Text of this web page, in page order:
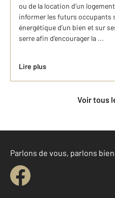
ou de la location d’un
informer les futurs occupants
énergétique d’un bien et sur
serre afin d’encourager la ...
Lire plus
Voir tous
Parlons de vous, parlons